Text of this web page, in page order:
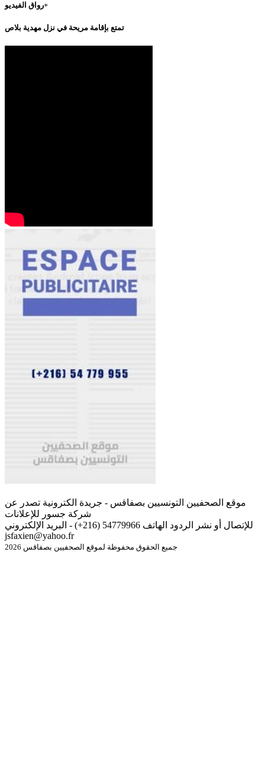
رواق الفيديو+
تمتع بإقامة مريحة في نزل مهدية بلاص
موقع الصحفيين التونسيين بصفاقس - جريدة الكترونية تصدر عن
شركة جسور للإعلانات
للإتصال أو نشر الردود الهاتف 54779966 (216+) - البريد الإلكتروني
jsfaxien@yahoo.fr
جميع الحقوق محفوظة لموقع الصحفيين بصفاقس 2026